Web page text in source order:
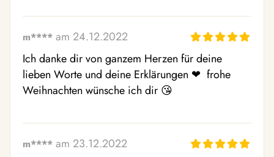
m**** am 24.12.2022
Ich danke dir von ganzem Herzen für deine
lieben Worte und deine Erklärungen ❤ ️ frohe
Weihnachten wünsche ich dir 😘
m**** am 23.12.2022